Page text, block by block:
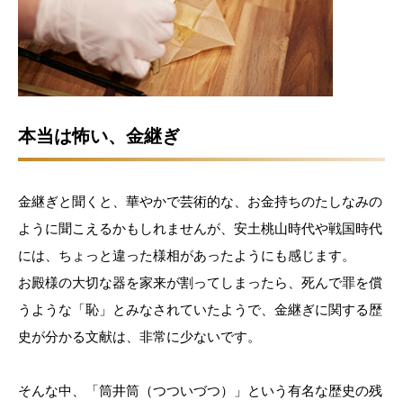
本当は怖い、金継ぎ
金継ぎと聞くと、華やかで芸術的な、お金持ちのたしなみの
ように聞こえるかもしれませんが、安土桃山時代や戦国時代
には、ちょっと違った様相があったようにも感じます。
お殿様の大切な器を家来が割ってしまったら、死んで罪を償
うような「恥」とみなされていたようで、金継ぎに関する歴
史が分かる文献は、非常に少ないです。
そんな中、「筒井筒（つついづつ）」という有名な歴史の残